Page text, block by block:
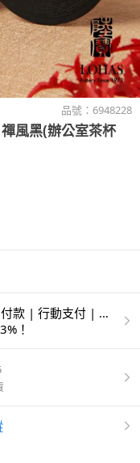
品號： 6948228
風黑(辦公室茶杯
款 | 行動支付 | 超
！